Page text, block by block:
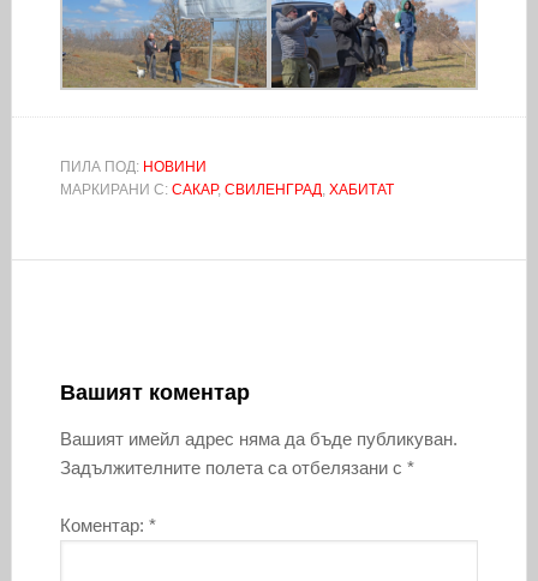
ПИЛА ПОД: НОВИНИ
МАРКИРАНИ С: САКАР, СВИЛЕНГРАД, ХАБИТАТ
Вашият коментар
Вашият имейл адрес няма да бъде публикуван.
Задължителните полета са отбелязани с *
Коментар: *